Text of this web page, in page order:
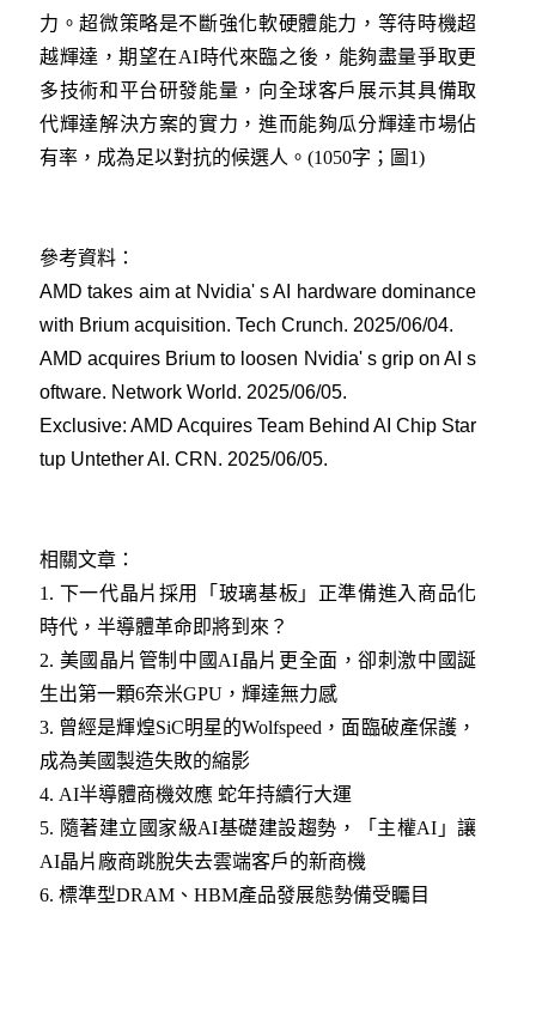
力。超微策略是不斷強化軟硬體能力，等待時機超
越輝達，期望在AI時代來臨之後，能夠盡量爭取更
多技術和平台研發能量，向全球客戶展示其具備取
代輝達解決方案的實力，進而能夠瓜分輝達市場佔
有率，成為足以對抗的候選人。(1050字；圖1)
參考資料：
AMD takes aim at Nvidia' s AI hardware dominance
with Brium acquisition. Tech Crunch. 2025/06/04.
AMD acquires Brium to loosen Nvidia' s grip on AI s
oftware. Network World. 2025/06/05.
Exclusive: AMD Acquires Team Behind AI Chip Star
tup Untether AI. CRN. 2025/06/05.
相關文章：
1. 下一代晶片採用「玻璃基板」正準備進入商品化
時代，半導體革命即將到來？
2. 美國晶片管制中國AI晶片更全面，卻刺激中國誕
生出第一顆6奈米GPU，輝達無力感
3. 曾經是輝煌SiC明星的Wolfspeed，面臨破產保護，
成為美國製造失敗的縮影
4. AI半導體商機效應 蛇年持續行大運
5. 隨著建立國家級AI基礎建設趨勢，「主權AI」讓
AI晶片廠商跳脫失去雲端客戶的新商機
6. 標準型DRAM、HBM產品發展態勢備受矚目